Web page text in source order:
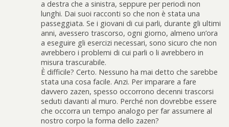
a destra che a sinistra, seppure per periodi non
lunghi. Dai suoi racconti so che non è stata una
passeggiata. Se i giovani di cui parli, durante gli ultimi
anni, avessero trascorso, ogni giorno, almeno un’ora
a eseguire gli esercizi necessari, sono sicuro che non
avrebbero i problemi di cui parli o li avrebbero in
misura trascurabile.
È difficile? Certo. Nessuno ha mai detto che sarebbe
stata una cosa facile. Anzi. Per imparare a fare
davvero zazen, spesso occorrono decenni trascorsi
seduti davanti al muro. Perché non dovrebbe essere
che occorra un tempo analogo per far assumere al
nostro corpo la forma dello zazen?